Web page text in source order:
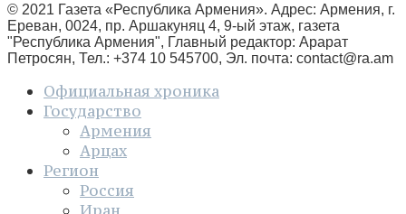
© 2021 Газета «Республика Армения». Адрес: Армения, г.
Ереван, 0024, пр. Аршакуняц 4, 9-ый этаж, газета
"Республика Армения", Главный редактор: Арарат
Петросян, Тел.: +374 10 545700, Эл. почта: contact@ra.am
Официальная хроника
Государство
Армения
Арцах
Регион
Россия